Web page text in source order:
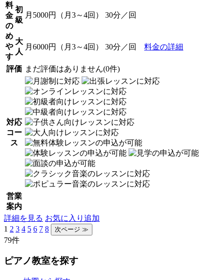
料
金
の
め
や
す
初
級
月5000円（月3～4回） 30分／回
大
人
月6000円（月3～4回） 30分／回 料金の詳細
評価 まだ評価はありません(0件)
対応
コー
ス
営業
案内
詳細を見る お気に入り追加
1 2 3 4 5 6 7 8
79件
ピアノ教室を探す